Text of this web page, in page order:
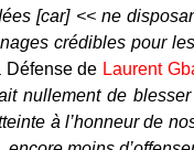
[car] << ne
crédibles pour
Défense de Laurent
nullement de
à l’honneur de